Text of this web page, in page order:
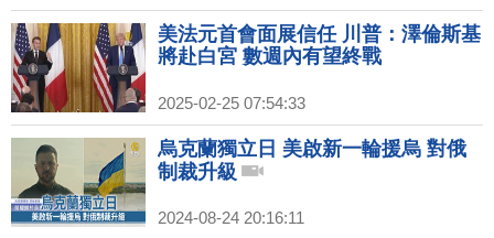
美法元首會面展信任 川普：澤倫斯基
將赴白宮 數週內有望終戰
2025-02-25 07:54:33
烏克蘭獨立日 美啟新一輪援烏 對俄
制裁升級
2024-08-24 20:16:11